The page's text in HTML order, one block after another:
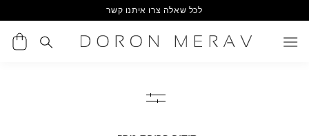
to
content
לכל שאלה צרו איתנו קשר